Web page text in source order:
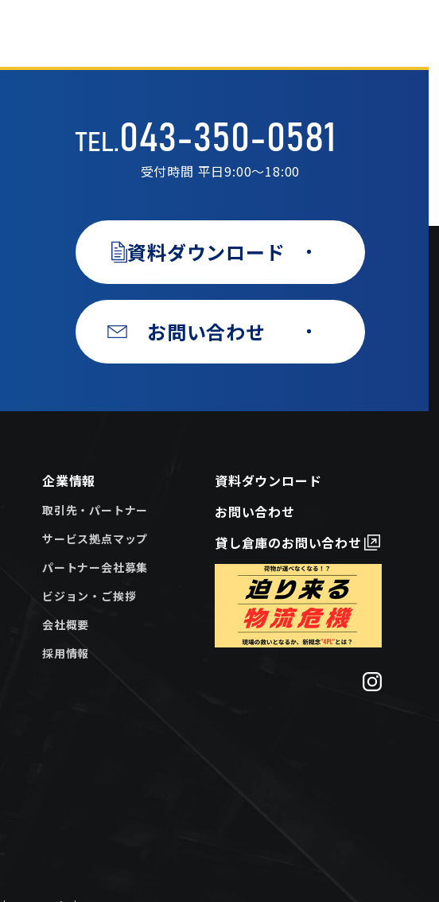
TEL.043-350-0581
受付時間 平日9:00〜18:00
資料ダウンロード
お問い合わせ
企業情報
取引先・パートナー
サービス拠点マップ
パートナー会社募集
ビジョン・ご挨拶
会社概要
採用情報
資料ダウンロード
お問い合わせ
貸し倉庫のお問い合わせ